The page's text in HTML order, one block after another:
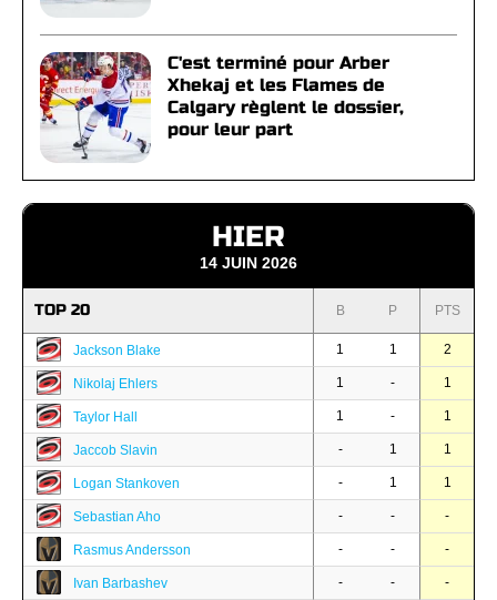
C'est terminé pour Arber
Xhekaj et les Flames de
Calgary règlent le dossier,
pour leur part
HIER
14 JUIN 2026
TOP 20 B P PTS
Jackson Blake 1 1 2
Nikolaj Ehlers 1 - 1
Taylor Hall 1 - 1
Jaccob Slavin - 1 1
Logan Stankoven - 1 1
Sebastian Aho - - -
Rasmus Andersson - - -
Ivan Barbashev - - -